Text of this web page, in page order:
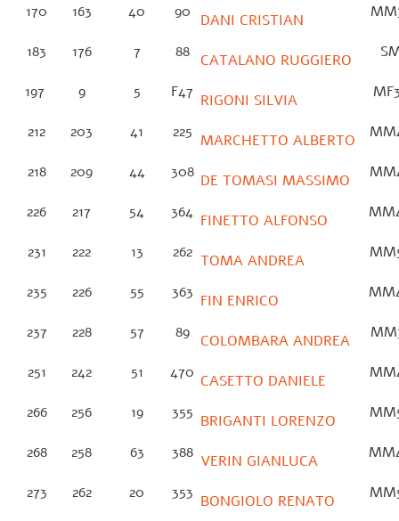
170 163 40 90 DANI CRISTIAN
183 176 7 88 CATALANO RUGGIERO
197 9 5 F47 RIGONI SILVIA
212 203 41 225 MARCHETTO ALBERTO
218 209 44 308 DE TOMASI MASSIMO
226 217 54 364 FINETTO ALFONSO
231 222 13 262 TOMA ANDREA
235 226 55 363 FIN ENRICO
237 228 57 89 COLOMBARA ANDREA
251 242 51 470 CASETTO DANIELE
266 256 19 355 BRIGANTI LORENZO
268 258 63 388 VERIN GIANLUCA
273 262 20 353 BONGIOLO RENATO